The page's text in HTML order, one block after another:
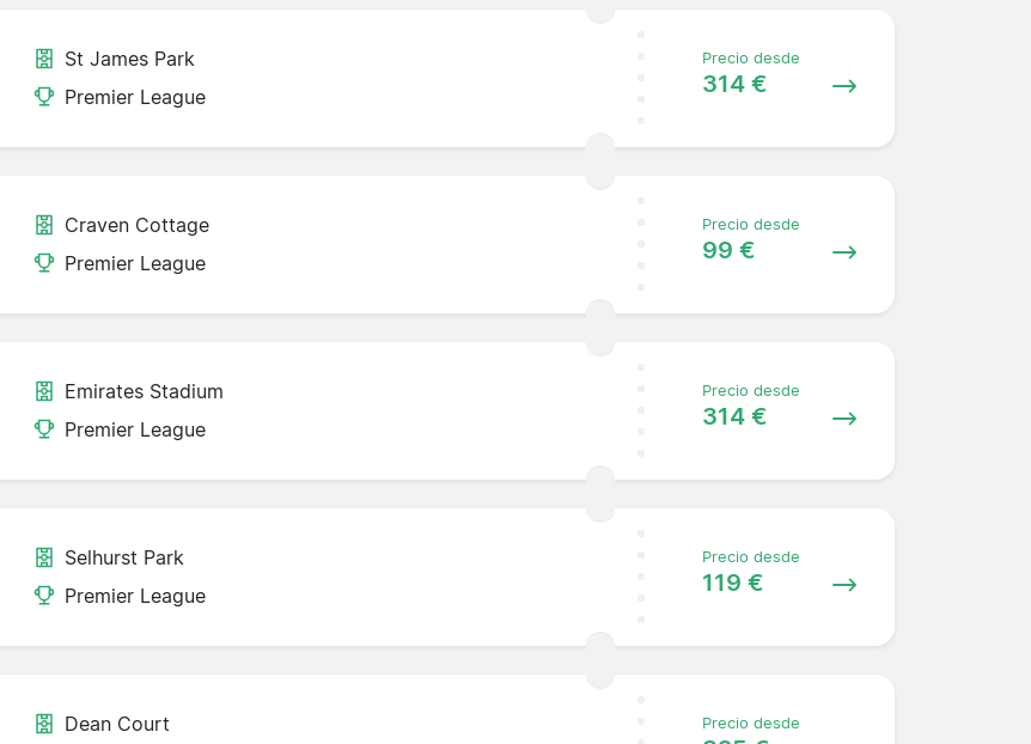
St James Park
Premier League
Precio desde
314 €
Craven Cottage
Premier League
Precio desde
99 €
Emirates Stadium
Premier League
Precio desde
314 €
Selhurst Park
Premier League
Precio desde
119 €
Dean Court
Precio desde